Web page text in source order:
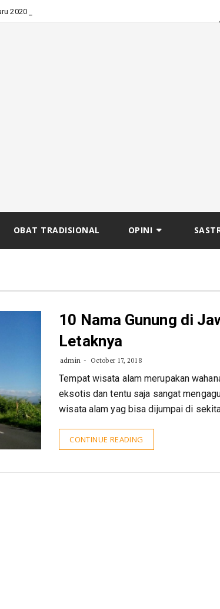
2020
OBAT TRADISIONAL OPINI
10 Nama Gunung di
Letaknya
admin October 17, 2018
Tempat wisata alam merupakan
eksotis dan tentu saja sangat
wisata alam yag bisa dijumpai di
CONTINUE READING